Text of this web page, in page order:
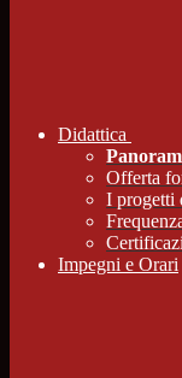
Didattica
Offerta
I progetti
Impegni e Orari